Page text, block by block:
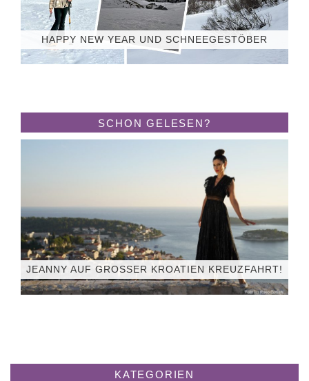
HAPPY NEW YEAR UND SCHNEEGESTÖBER
SCHON GELESEN?
JEANNY AUF GROSSER KROATIEN KREUZFAHRT!
KATEGORIEN